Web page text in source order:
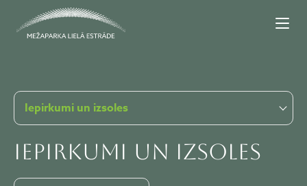
Iepirkumi un izsoles
Iepirkumi un izsoles